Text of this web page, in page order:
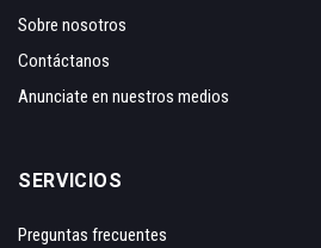
Sobre nosotros
Contáctanos
Anunciate en nuestros medios
SERVICIOS
Preguntas frecuentes